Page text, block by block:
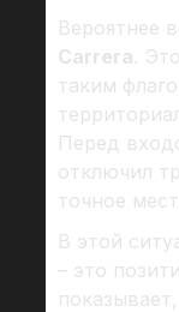
Вероятнее
Carrera.
таким
Перед
отключил
точное
В этой
– это